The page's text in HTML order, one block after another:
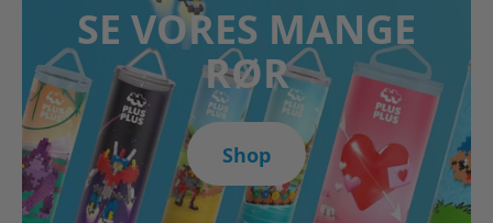
SE VORES MANGE
RØR
Shop